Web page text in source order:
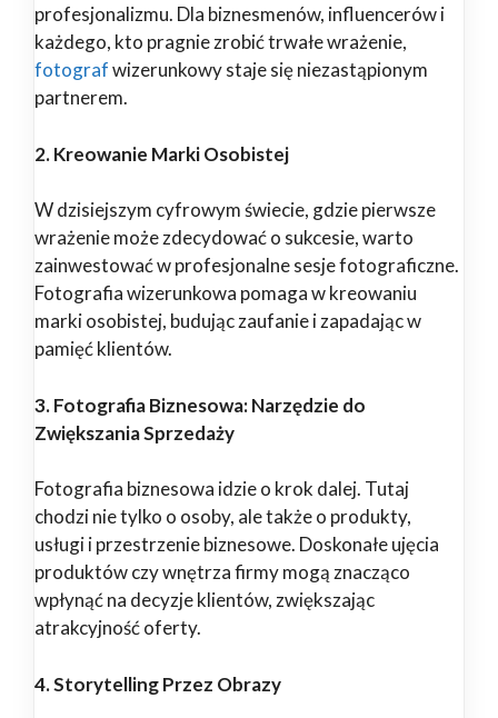
profesjonalizmu. Dla biznesmenów, influencerów i
każdego, kto pragnie zrobić trwałe wrażenie,
fotografwizerunkowy staje się niezastąpionym
partnerem.
2. Kreowanie Marki Osobistej
W dzisiejszym cyfrowym świecie, gdzie pierwsze
wrażenie może zdecydować o sukcesie, warto
zainwestować w profesjonalne sesje fotograficzne.
Fotografia wizerunkowa pomaga w kreowaniu
marki osobistej, budując zaufanie i zapadając w
pamięć klientów.
3. Fotografia Biznesowa: Narzędzie do
Zwiększania Sprzedaży
Fotografia biznesowa idzie o krok dalej. Tutaj
chodzi nie tylko o osoby, ale także o produkty,
usługi i przestrzenie biznesowe. Doskonałe ujęcia
produktów czy wnętrza firmy mogą znacząco
wpłynąć na decyzje klientów, zwiększając
atrakcyjność oferty.
4. Storytelling Przez Obrazy